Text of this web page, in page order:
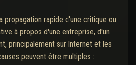
propagation rapide d'une critique ou
à propos d'une entreprise, d'un
principalement sur Internet et les
peuvent être multiples :